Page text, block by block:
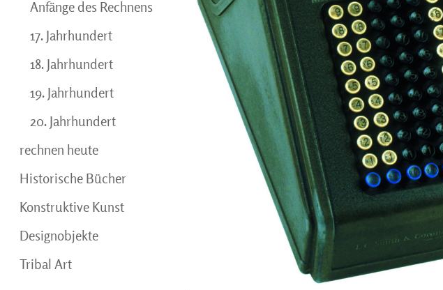
Anfänge des Rechnens
17. Jahrhundert
18. Jahrhundert
19. Jahrhundert
20. Jahrhundert
rechnen heute
Historische Bücher
Konstruktive Kunst
Designobjekte
Tribal Art